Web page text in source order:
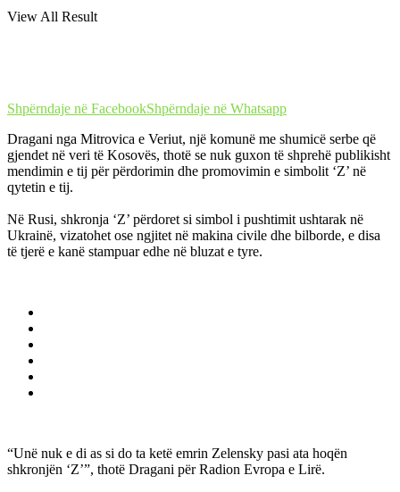
View All Result
Shpërndaje në FacebookShpërndaje në Whatsapp
Dragani nga Mitrovica e Veriut, një komunë me shumicë serbe që
gjendet në veri të Kosovës, thotë se nuk guxon të shprehë publikisht
mendimin e tij për përdorimin dhe promovimin e simbolit ‘Z’ në
qytetin e tij.
Në Rusi, shkronja ‘Z’ përdoret si simbol i pushtimit ushtarak në
Ukrainë, vizatohet ose ngjitet në makina civile dhe bilborde, e disa
të tjerë e kanë stampuar edhe në bluzat e tyre.
“Unë nuk e di as si do ta ketë emrin Zelensky pasi ata hoqën
shkronjën ‘Z’”, thotë Dragani për Radion Evropa e Lirë.